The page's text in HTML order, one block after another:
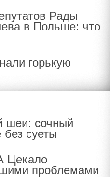
Рады
в Польше: что
горькую
шеи: сочный
без суеты
Цекало
проблемами